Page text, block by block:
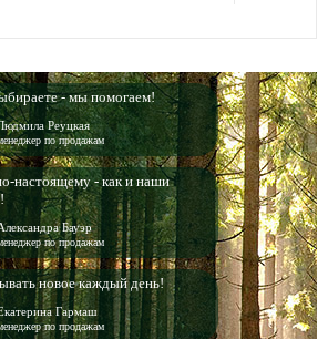
- мы помогаем!
Реуцкая
по продажам
настоящему - как и наши
Бауэр
по продажам
новое каждый день!
Гармаш
по продажам